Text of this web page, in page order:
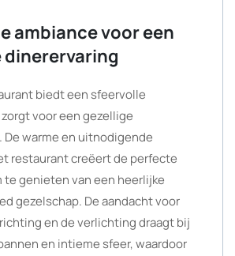
ambiance voor een
dinerervaring
biedt een sfeervolle
voor een gezellige
De warme en uitnodigende
restaurant creëert de perfecte
te genieten van een heerlijke
gezelschap. De aandacht voor
en de verlichting draagt bij
en intieme sfeer, waardoor